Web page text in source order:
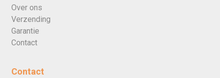
Over ons
Verzending
Garantie
Contact
Contact